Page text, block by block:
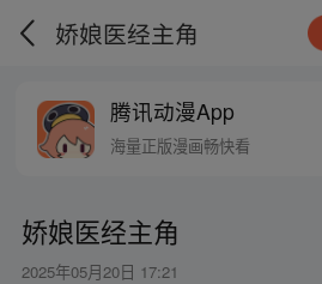
娇娘医经主角
腾讯动漫App
海量正版漫画畅快看
娇娘医经主角
2025年05月20日 17:21